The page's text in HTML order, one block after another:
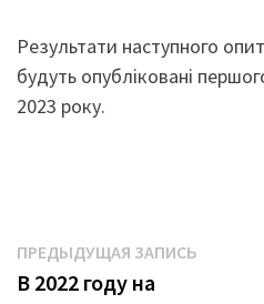
Результати наступного
будуть опубліковані
2023 року.
Навигация
ПРЕДЫДУЩАЯ ЗАПИСЬ
В 2022 году на